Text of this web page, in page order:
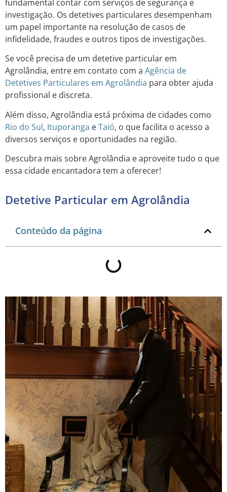
fundamental contar com serviços de segurança e
investigação. Os detetives particulares desempenham
um papel importante na resolução de casos de
infidelidade, fraudes e outros tipos de investigações.
Se você precisa de um detetive particular em
Agrolândia, entre em contato com a Agência de
Detetives Particulares em Agrolândia para obter ajuda
profissional e discreta.
Além disso, Agrolândia está próxima de cidades como
Rio do Sul, Ituporanga eTaió, o que facilita o acesso a
diversos serviços e oportunidades na região.
Descubra mais sobre Agrolândia e aproveite tudo o que
essa cidade encantadora tem a oferecer!
Detetive Particular em Agrolândia
Conteúdo da página